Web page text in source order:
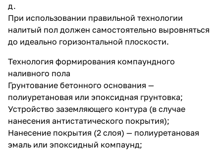
д.
При использовании правильной технологии
налитый пол должен самостоятельно выровняться
до идеально горизонтальной плоскости.
Технология формирования компаундного
наливного пола
Грунтование бетонного основания —
полиуретановая или эпоксидная грунтовка;
Устройство заземляющего контура (в случае
нанесения антистатического покрытия);
Нанесение покрытия (2 слоя) — полиуретановая
эмаль или эпоксидный компаунд;